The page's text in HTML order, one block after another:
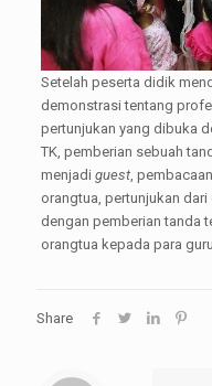
Setelah peserta didik
demonstrasi tentang
pertunjukan yang dibuka
TK, pemberian sebuah
menjadi guest,
orangtua, pertunjukan
dengan pemberian tanda
orangtua kepada para guru.
Share